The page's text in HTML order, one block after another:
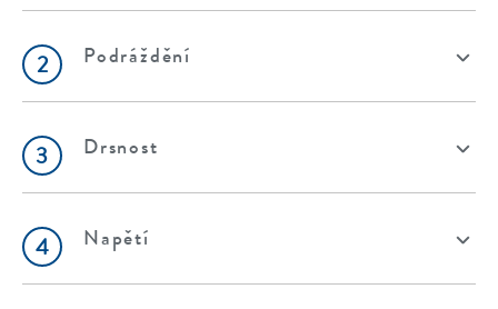
2 Podráždění
3 Drsnost
4 Napětí